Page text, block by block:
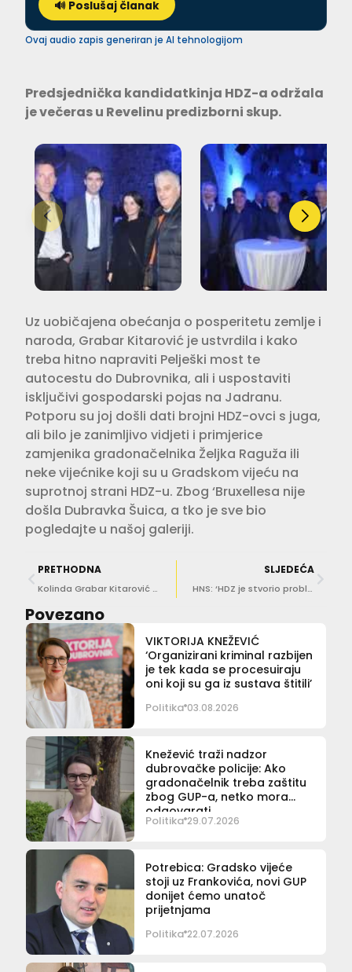
🔊 Poslušaj članak
Ovaj audio zapis generiran je AI tehnologijom
Predsjednička kandidatkinja HDZ-a održala
je večeras u Revelinu predizborni skup.
Uz uobičajena obećanja o posperitetu zemlje i
naroda, Grabar Kitarović je ustvrdila i kako
treba hitno napraviti Pelješki most te
autocestu do Dubrovnika, ali i uspostaviti
isključivi gospodarski pojas na Jadranu.
Potporu su joj došli dati brojni HDZ-ovci s juga,
ali bilo je zanimljivo vidjeti i primjerice
zamjenika gradonačelnika Željka Raguža ili
neke vijećnike koji su u Gradskom vijeću na
suprotnoj strani HDZ-u. Zbog ‘Bruxellesa nije
došla Dubravka Šuica, a tko je sve bio
pogledajte u našoj galeriji.
PRETHODNA
Kolinda Grabar Kitarović u obilasku krajnjeg juga Hrvatske
SLJEDEĆA
HNS: ‘HDZ je stvorio probleme s garažom, neka preuzme i odgovornost za posljedice’
Povezano
VIKTORIJA KNEŽEVIĆ
‘Organizirani kriminal razbijen
je tek kada se procesuiraju
oni koji su ga iz sustava štitili’
Politika 03.08.2026
Knežević traži nadzor
dubrovačke policije: Ako
gradonačelnik treba zaštitu
zbog GUP-a, netko mora
odgovarati
Politika 29.07.2026
Potrebica: Gradsko vijeće
stoji uz Frankovića, novi GUP
donijet ćemo unatoč
prijetnjama
Politika 22.07.2026